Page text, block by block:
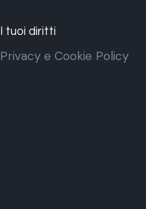
I tuoi diritti
Privacy e Cookie Policy